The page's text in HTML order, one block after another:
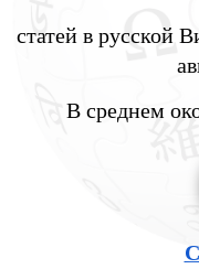
статей в русской
В среднем